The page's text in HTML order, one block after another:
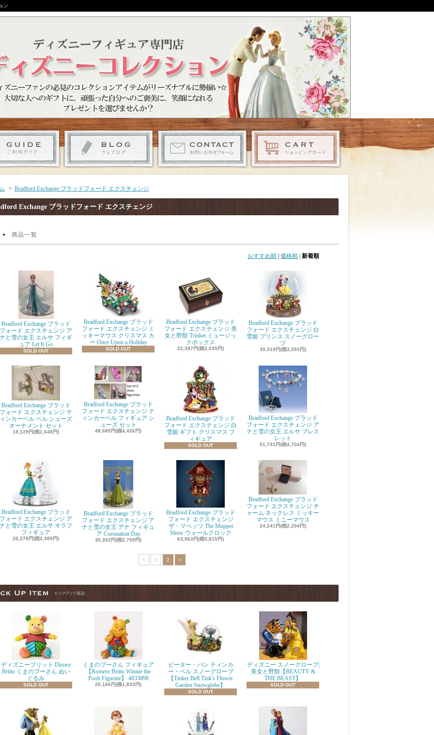
ン
> Bradford Exchange ブラッドフォード エクスチェンジ
Exchange ブラッドフォード エクスチェンジ
商品一覧
おすすめ順 価格順 新着順
Bradford Exchange ブラッド
フォード エクスチェンジ ア
ナと雪の女王 エルサ フィギ
ュア Let It Go
SOLD OUT
Bradford Exchange ブラッド
フォード エクスチェンジ ミ
ッキーマウス クリスマス カ
ー Once Upon a Holiday
SOLD OUT
Bradford Exchange ブラッド
フォード エクスチェンジ 美
女と野獣 Trinket ミュージッ
クボックス
22,387円(税2,035円)
Bradford Exchange ブラッド
フォード エクスチェンジ 白
雪姫 プリンス スノーグロー
ブ
39,519円(税3,593円)
Bradford Exchange ブラッド
フォード エクスチェンジ テ
ィンカーベル ベル シューズ
オーナメント セット
18,129円(税1,648円)
Bradford Exchange ブラッド
フォード エクスチェンジ テ
ィンカーベル フィギュア シ
ューズ セット
48,685円(税4,426円)
Bradford Exchange ブラッド
フォード エクスチェンジ 白
雪姫 ギフト クリスマス フ
ィギュア
SOLD OUT
Bradford Exchange ブラッド
フォード エクスチェンジ ア
ナと雪の女王 エルサ ブレス
レット
51,741円(税4,704円)
Bradford Exchange ブラッド
フォード エクスチェンジ ア
ナと雪の女王 エルサ オラフ
フィギュア
26,278円(税2,389円)
Bradford Exchange ブラッド
フォード エクスチェンジ ア
ナと雪の女王 アナ フィギュ
ア Coronation Day
30,352円(税2,759円)
Bradford Exchange ブラッド
フォード エクスチェンジ
ザ・マペッツ The Muppet
Show ウォールクロック
63,963円(税5,815円)
Bradford Exchange ブラッド
フォード エクスチェンジ チ
ャーム ネックレス ミッキー
マウス ミニーマウス
24,241円(税2,204円)
< 1 2 >
ディズニーブリット Disney
Britto くまのプーさん ぬい
ぐるみ
SOLD OUT
くまのプーさん フィギュア
【Romero Britto Winnie the
Pooh Figurine】 4033896
20,166円(税1,833円)
ピーター・パン ティンカ
ー・ベル スノーグローブ
【Tinker Bell Tink's Flower
Garden Snowglobe】
SOLD OUT
ディズニー スノーグローブ|
美女と野獣【BEAUTY &
THE BEAST】
SOLD OUT